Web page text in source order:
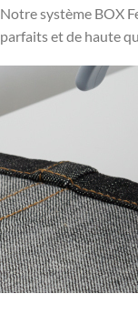
Notre système BOX
parfaits et de haute